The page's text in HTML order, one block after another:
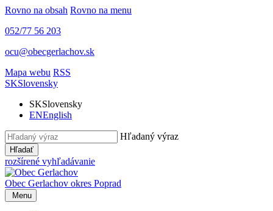
Rovno na obsah Rovno na menu
052/77 56 203
ocu@obecgerlachov.sk
Mapa webu RSS
SKSlovensky
SKSlovensky
ENEnglish
Hľadaný výraz
Hľadať
rozšírené vyhľadávanie
Obec Gerlachov okres Poprad
Menu